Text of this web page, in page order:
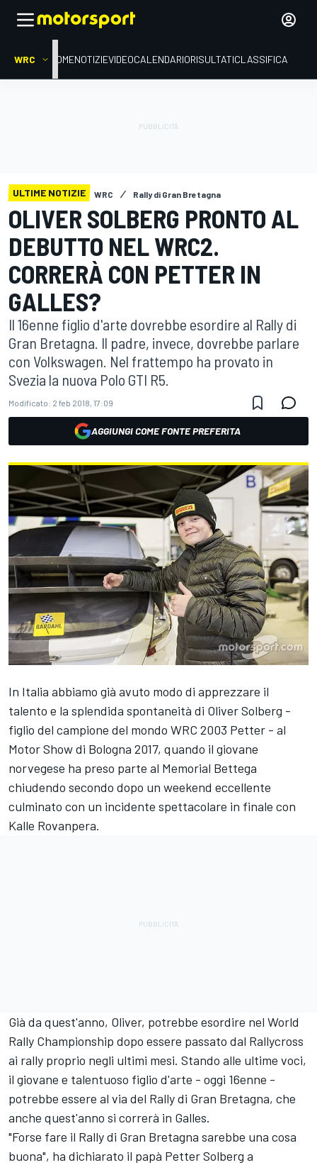
WRC HOMENOTIZIEVIDEOCALENDARIORISULTATICLASSIFICA
ULTIME NOTIZIE WRC Rally di Gran Bretagna
OLIVER SOLBERG PRONTO AL
DEBUTTO NEL WRC2.
CORRERÀ CON PETTER IN
GALLES?
Il 16enne figlio d'arte dovrebbe esordire al Rally di
Gran Bretagna. Il padre, invece, dovrebbe parlare
con Volkswagen. Nel frattempo ha provato in
Svezia la nuova Polo GTI R5.
Modificato: 2 feb 2018, 17:09
AGGIUNGI COME FONTE PREFERITA
In Italia abbiamo già avuto modo di apprezzare il
talento e la splendida spontaneità di Oliver Solberg -
figlio del campione del mondo WRC 2003 Petter - al
Motor Show di Bologna 2017, quando il giovane
norvegese ha preso parte al Memorial Bettega
chiudendo secondo dopo un weekend eccellente
culminato con un incidente spettacolare in finale con
Kalle Rovanpera.
Già da quest'anno, Oliver, potrebbe esordire nel World
Rally Championship dopo essere passato dal Rallycross
ai rally proprio negli ultimi mesi. Stando alle ultime voci,
il giovane e talentuoso figlio d'arte - oggi 16enne -
potrebbe essere al via del Rally di Gran Bretagna, che
anche quest'anno si correrà in Galles.
"Forse fare il Rally di Gran Bretagna sarebbe una cosa
buona", ha dichiarato il papà Petter Solberg a